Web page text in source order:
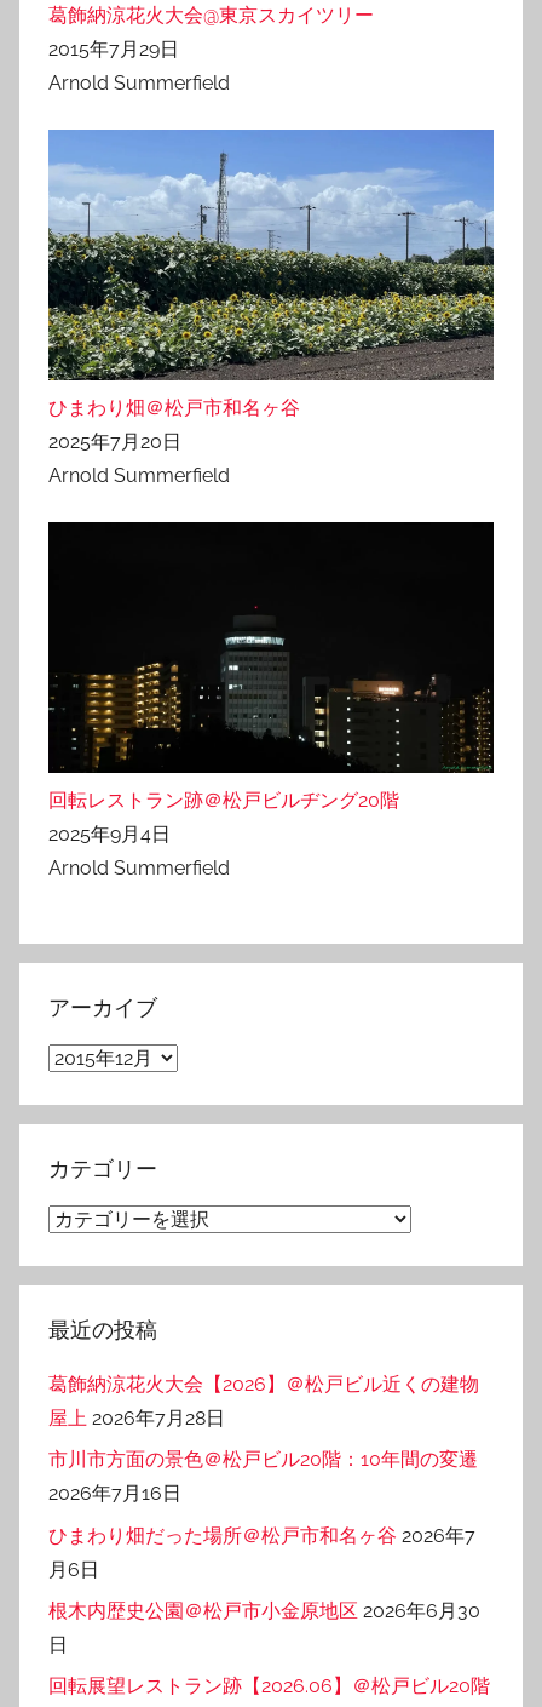
葛飾納涼花火大会@東京スカイツリー
2015年7月29日
Arnold Summerfield
ひまわり畑＠松戸市和名ヶ谷
2025年7月20日
Arnold Summerfield
回転レストラン跡＠松戸ビルヂング20階
2025年9月4日
Arnold Summerfield
アーカイブ
ア
カ
イ
カテゴリー
カ
ゴ
リ
最近の投稿
葛飾納涼花火大会【2026】＠松戸ビル近くの建物
屋上 2026年7月28日
市川市方面の景色＠松戸ビル20階：10年間の変遷
2026年7月16日
ひまわり畑だった場所＠松戸市和名ヶ谷 2026年7
月6日
根木内歴史公園＠松戸市小金原地区 2026年6月30
日
回転展望レストラン跡【2026.06】＠松戸ビル20階